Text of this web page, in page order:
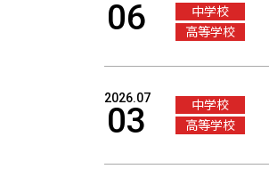
06
中学校
高等学校
2026.07
03
中学校
高等学校